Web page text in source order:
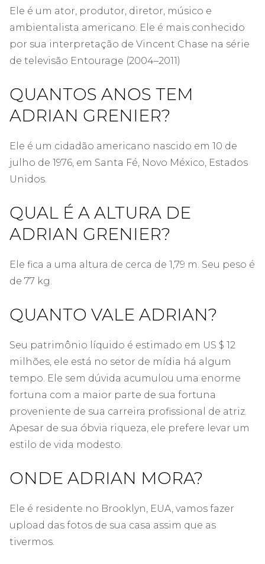
Ele é um ator, produtor, diretor, músico e
ambientalista americano. Ele é mais conhecido
por sua interpretação de Vincent Chase na série
de televisão Entourage (2004–2011)
QUANTOS ANOS TEM
ADRIAN GRENIER?
Ele é um cidadão americano nascido em 10 de
julho de 1976, em Santa Fé, Novo México, Estados
Unidos.
QUAL É A ALTURA DE
ADRIAN GRENIER?
Ele fica a uma altura de cerca de 1,79 m. Seu peso é
de 77 kg.
QUANTO VALE ADRIAN?
Seu patrimônio líquido é estimado em US $ 12
milhões, ele está no setor de mídia há algum
tempo. Ele sem dúvida acumulou uma enorme
fortuna com a maior parte de sua fortuna
proveniente de sua carreira profissional de atriz.
Apesar de sua óbvia riqueza, ele prefere levar um
estilo de vida modesto.
ONDE ADRIAN MORA?
Ele é residente no Brooklyn, EUA, vamos fazer
upload das fotos de sua casa assim que as
tivermos.